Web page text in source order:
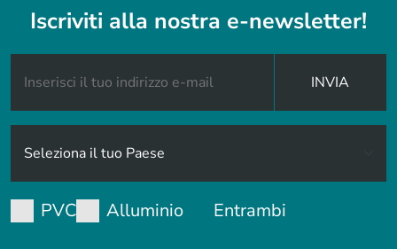
Iscriviti alla nostra e-newsletter!
INVIA
PVC Alluminio Entrambi